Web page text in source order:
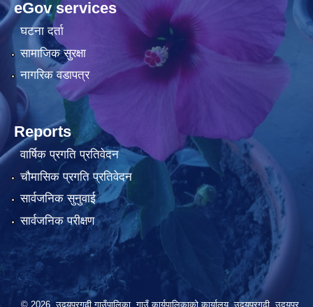
eGov services
घटना दर्ता
सामाजिक सुरक्षा
नागरिक वडापत्र
Reports
वार्षिक प्रगति प्रतिवेदन
चौमासिक प्रगति प्रतिवेदन
सार्वजनिक सुनुवाई
सार्वजनिक परीक्षण
© 2026 उदयपुरगढी गाउँपालिका, गाउँ कार्यपालिकाको कार्यालय, उदयपुरगढी, उदयपुर